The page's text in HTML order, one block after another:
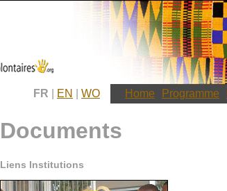
FR EN WO Home Programme
Documents
Liens Institutions